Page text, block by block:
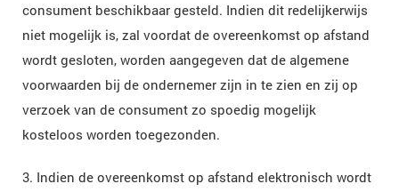
consument beschikbaar gesteld. Indien dit redelijkerwijs
niet mogelijk is, zal voordat de overeenkomst op afstand
wordt gesloten, worden aangegeven dat de algemene
voorwaarden bij de ondernemer zijn in te zien en zij op
verzoek van de consument zo spoedig mogelijk
kosteloos worden toegezonden.
3. Indien de overeenkomst op afstand elektronisch wordt